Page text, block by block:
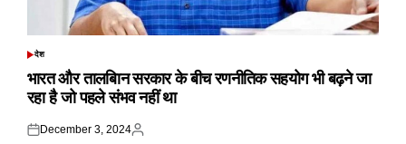
POSTED
देश
भारत और तालबिान सरकार के बीच रणनीतिक सहयोग भी बढ़ने जा
रहा है जो पहले संभव नहीं था
Posted
December 3, 2024
Posted